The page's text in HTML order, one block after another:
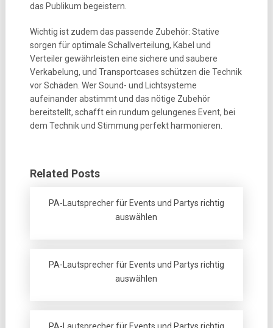
das Publikum begeistern.
Wichtig ist zudem das passende Zubehör: Stative
sorgen für optimale Schallverteilung, Kabel und
Verteiler gewährleisten eine sichere und saubere
Verkabelung, und Transportcases schützen die Technik
vor Schäden. Wer Sound- und Lichtsysteme
aufeinander abstimmt und das nötige Zubehör
bereitstellt, schafft ein rundum gelungenes Event, bei
dem Technik und Stimmung perfekt harmonieren.
Related Posts
PA-Lautsprecher für Events und Partys richtig
auswählen
PA-Lautsprecher für Events und Partys richtig
auswählen